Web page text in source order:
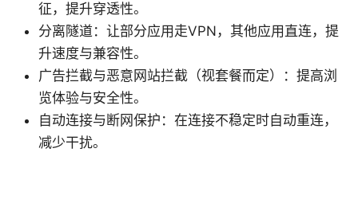
征，提升穿透性。
分离隧道：让部分应用走VPN，其他应用直连，提
升速度与兼容性。
广告拦截与恶意网站拦截（视套餐而定）：提高浏
览体验与安全性。
自动连接与断网保护：在连接不稳定时自动重连，
减少干扰。